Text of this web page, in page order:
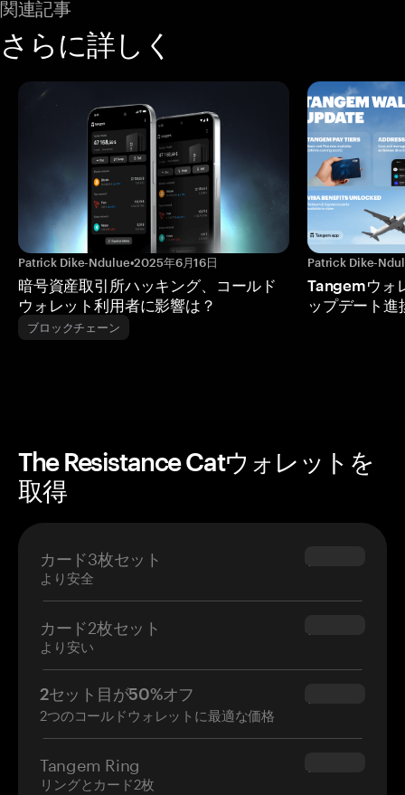
関連記事
さらに詳しく
Patrick Dike-Ndulue•2025年6月16日
暗号資産取引所ハッキング、コールド
ウォレット利用者に影響は？
ブロックチェーン
Patrick Dike-
Tangemウォ
ップデート進
The Resistance Catウォレットを
取得
カード3枚セット
より安全
$69.90
カード2枚セット
より安い
$54.90
2セット目が50%オフ
2つのコールドウォレットに最適な価格
$34.95
Tangem Ring
リングとカード2枚
$160.00